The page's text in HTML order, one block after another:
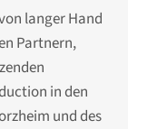
langer Hand
Partnern,
in den
und des